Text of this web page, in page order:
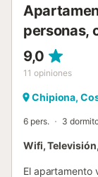
personas,
9,0
11 opiniones
Chipiona,
6 pers. 3
Wifi,
El apartamento